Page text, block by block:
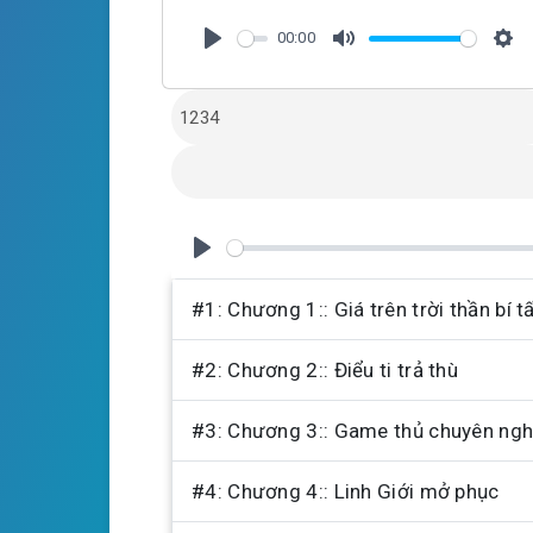
00:00
s
P
l
a
y
#1: Chương 1:: Giá trên trời thần bí
#2: Chương 2:: Điểu ti trả thù
#3: Chương 3:: Game thủ chuyên
#4: Chương 4:: Linh Giới mở phục